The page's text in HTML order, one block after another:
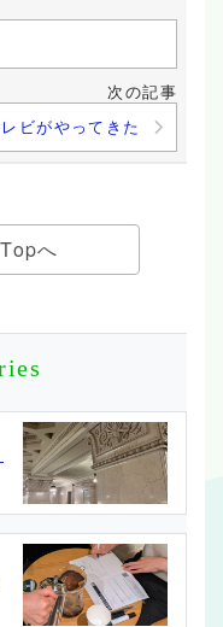
次の記事
ビがやってきた
へ